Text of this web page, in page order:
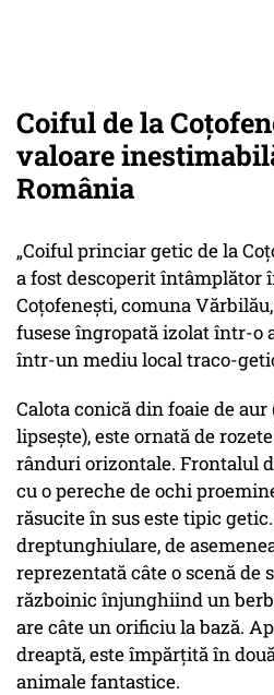
Coiful de la
valoare
România
„Coiful princiar getic de la
a fost descoperit întâmplător
Coţofeneşti, comuna
fusese îngropată izolat într-o
într-un mediu local traco-
Calota conică din foaie de
lipseşte), este ornată de
rânduri orizontale. Frontalul
cu o pereche de ochi
răsucite în sus este tipic
dreptunghiulare, de
reprezentată câte o scenă
războinic înjunghiind un
are câte un orificiu la bază.
dreaptă, este împărţită în
animale fantastice.